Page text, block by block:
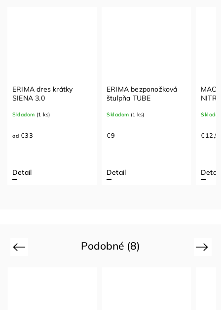
ERIMA dres krátky
SIENA 3.0
Skladom (1 ks)
od €33
Detail
ERIMA bezponožková
štulpňa TUBE
Skladom (1 ks)
€9
Detail Detail
Podobné (8)
Previous Next